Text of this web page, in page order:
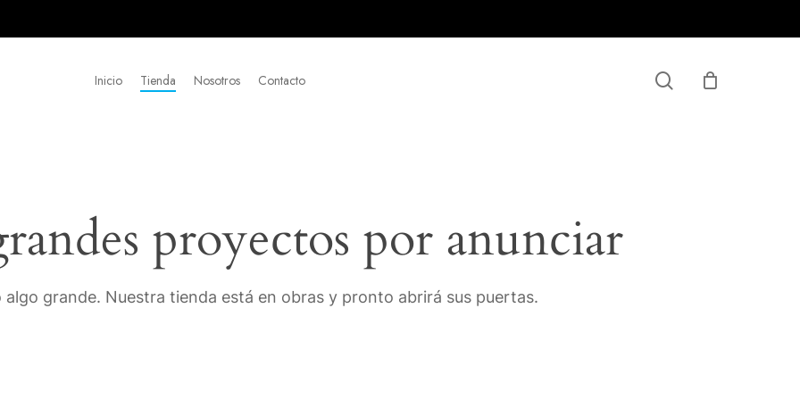
Inicio Tienda Nosotros Contacto search
proyectos por anunciar
algo grande. Nuestra tienda está en obras y pronto abrirá sus puertas.